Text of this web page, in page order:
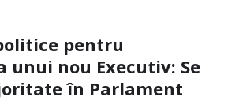
pentru
unui nou Executiv: Se
în Parlament